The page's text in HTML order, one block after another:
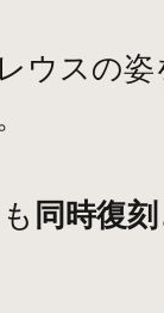
ウスの
も 同時復刻